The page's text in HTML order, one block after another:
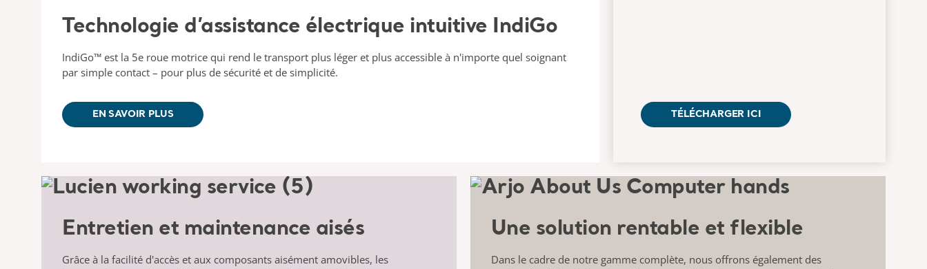
Technologie d’assistance électrique intuitive IndiGo
IndiGo™ est la 5e roue motrice qui rend le transport plus léger et plus accessible à n'importe quel soignant
par simple contact – pour plus de sécurité et de simplicité.
EN SAVOIR PLUS TÉLÉCHARGER ICI
Entretien et maintenance aisés
Grâce à la facilité d'accès et aux composants aisément amovibles, les
Une solution rentable et flexible
Dans le cadre de notre gamme complète, nous offrons également des